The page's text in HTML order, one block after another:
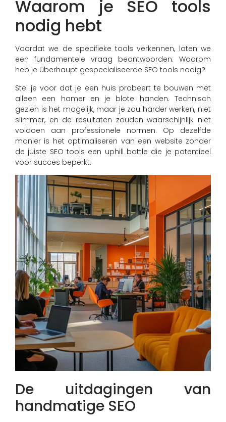
Waarom je SEO tools
nodig hebt
Voordat we de specifieke tools verkennen, laten we
een fundamentele vraag beantwoorden: Waarom
heb je überhaupt gespecialiseerde SEO tools nodig?
Stel je voor dat je een huis probeert te bouwen met
alleen een hamer en je blote handen. Technisch
gezien is het mogelijk, maar je zou harder werken, niet
slimmer, en de resultaten zouden waarschijnlijk niet
voldoen aan professionele normen. Op dezelfde
manier is het optimaliseren van een website zonder
de juiste SEO tools een uphill battle die je potentieel
voor succes beperkt.
De uitdagingen van
handmatige SEO